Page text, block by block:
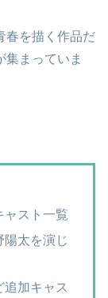
春を描く作品だ
集まっていま
ャスト一覧
陽太を演じ
加キャス